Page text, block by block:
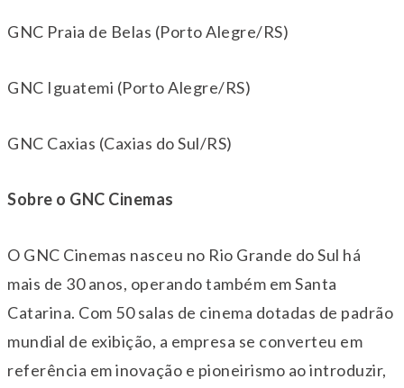
GNC Praia de Belas (Porto Alegre/RS)
GNC Iguatemi (Porto Alegre/RS)
GNC Caxias (Caxias do Sul/RS)
Sobre o GNC Cinemas
O GNC Cinemas nasceu no Rio Grande do Sul há
mais de 30 anos, operando também em Santa
Catarina. Com 50 salas de cinema dotadas de padrão
mundial de exibição, a empresa se converteu em
referência em inovação e pioneirismo ao introduzir,